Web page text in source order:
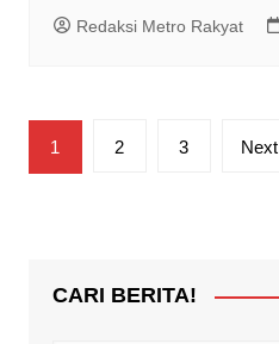
Redaksi Metro Rakyat
Paginasi
pos
1 2 3 Next
CARI BERITA!